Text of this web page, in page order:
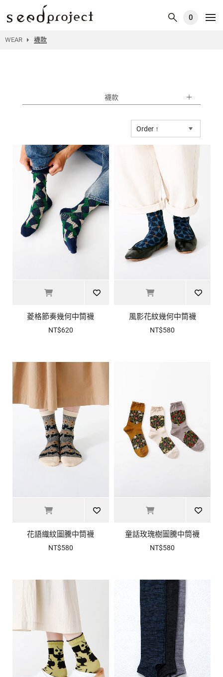
0
WEAR 襪款
襪款
Order ↑
菱格節奏幾何中筒襪
NT$620
風影花紋幾何中筒襪
NT$580
花語織紋圖騰中筒襪
NT$580
童話玫瑰樹圖騰中筒襪
NT$580